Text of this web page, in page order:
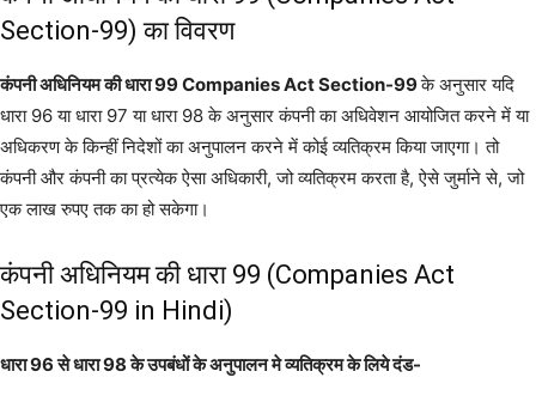
Section-99) का विवरण
कंपनी अधिनियम की धारा 99 Companies Act Section-99के अनुसार यदि
धारा 96 या धारा 97 या धारा 98 के अनुसार कंपनी का अधिवेशन आयोजित करने में या
अधिकरण के किन्हीं निदेशों का अनुपालन करने में कोई व्यतिक्रम किया जाएगा। तो
कंपनी और कंपनी का प्रत्येक ऐसा अधिकारी, जो व्यतिक्रम करता है, ऐसे जुर्माने से, जो
एक लाख रुपए तक का हो सकेगा।
कंपनी अधिनियम की धारा 99 (Companies Act
Section-99 in Hindi)
धारा 96 से धारा 98 के उपबंधों के अनुपालन मे व्यतिक्रम के लिये दंड-